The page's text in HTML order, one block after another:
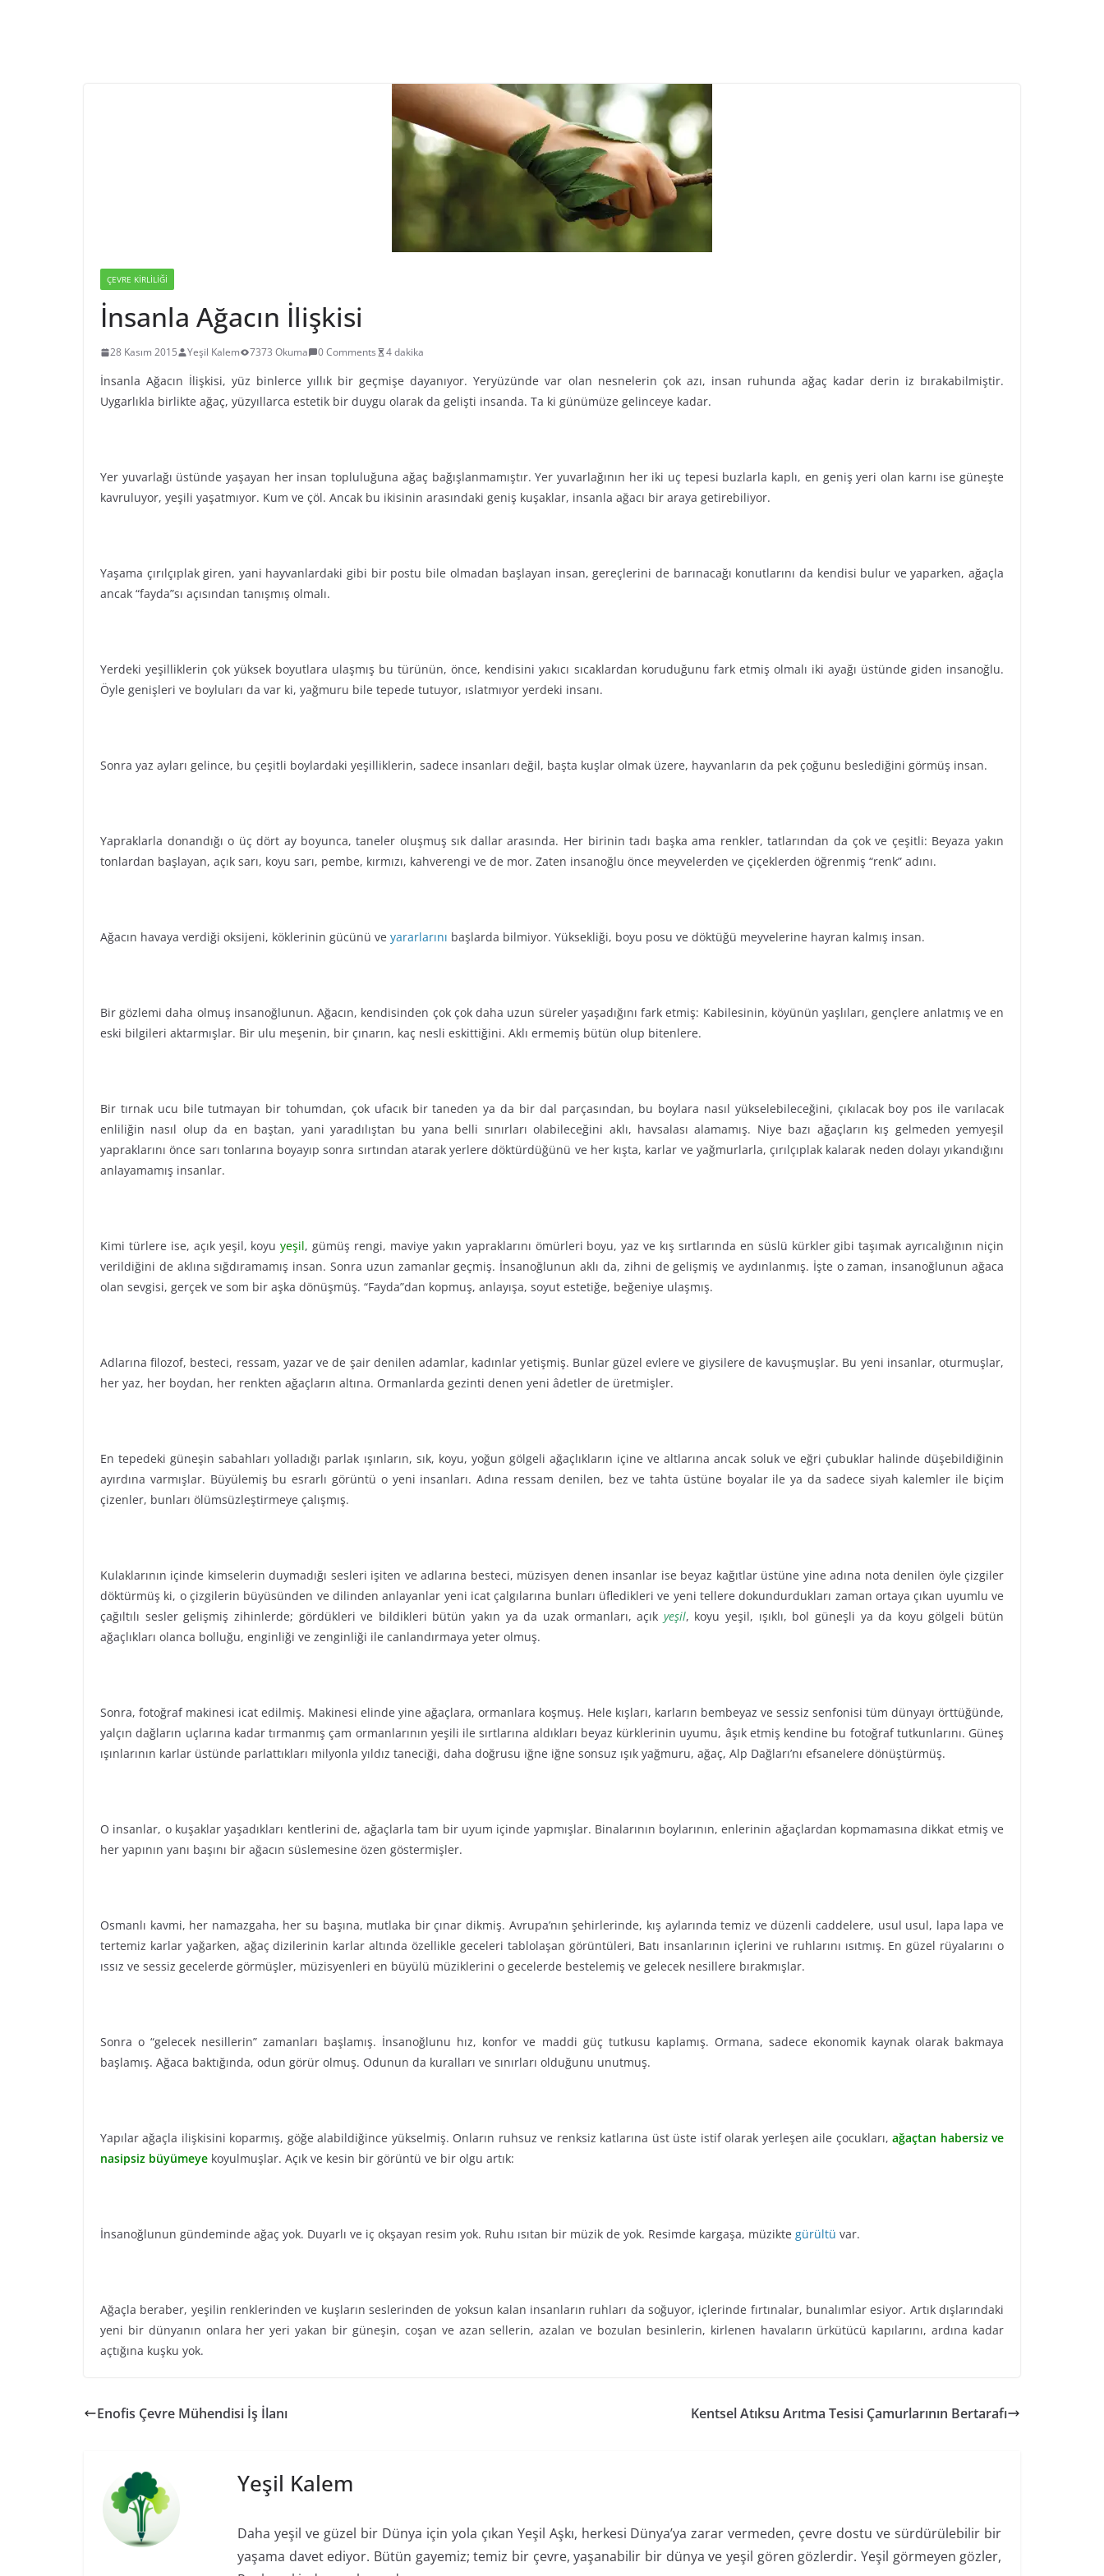
ÇEVRE KIRLILIĞI
İnsanla Ağacın İlişkisi
28 Kasım 2015 Yeşil Kalem 7373 Okuma 0 Comments 4 dakika
İnsanla Ağacın İlişkisi, yüz binlerce yıllık bir geçmişe dayanıyor. Yeryüzünde var olan nesnelerin çok azı, insan ruhunda ağaç kadar derin iz bırakabilmiştir.
Uygarlıkla birlikte ağaç, yüzyıllarca estetik bir duygu olarak da gelişti insanda. Ta ki günümüze gelinceye kadar.
Yer yuvarlağı üstünde yaşayan her insan topluluğuna ağaç bağışlanmamıştır. Yer yuvarlağının her iki uç tepesi buzlarla kaplı, en geniş yeri olan karnı ise güneşte
kavruluyor, yeşili yaşatmıyor. Kum ve çöl. Ancak bu ikisinin arasındaki geniş kuşaklar, insanla ağacı bir araya getirebiliyor.
Yaşama çırılçıplak giren, yani hayvanlardaki gibi bir postu bile olmadan başlayan insan, gereçlerini de barınacağı konutlarını da kendisi bulur ve yaparken, ağaçla
ancak “fayda”sı açısından tanışmış olmalı.
Yerdeki yeşilliklerin çok yüksek boyutlara ulaşmış bu türünün, önce, kendisini yakıcı sıcaklardan koruduğunu fark etmiş olmalı iki ayağı üstünde giden insanoğlu.
Öyle genişleri ve boyluları da var ki, yağmuru bile tepede tutuyor, ıslatmıyor yerdeki insanı.
Sonra yaz ayları gelince, bu çeşitli boylardaki yeşilliklerin, sadece insanları değil, başta kuşlar olmak üzere, hayvanların da pek çoğunu beslediğini görmüş insan.
Yapraklarla donandığı o üç dört ay boyunca, taneler oluşmuş sık dallar arasında. Her birinin tadı başka ama renkler, tatlarından da çok ve çeşitli: Beyaza yakın
tonlardan başlayan, açık sarı, koyu sarı, pembe, kırmızı, kahverengi ve de mor. Zaten insanoğlu önce meyvelerden ve çiçeklerden öğrenmiş “renk” adını.
Ağacın havaya verdiği oksijeni, köklerinin gücünü ve yararlarını başlarda bilmiyor. Yüksekliği, boyu posu ve döktüğü meyvelerine hayran kalmış insan.
Bir gözlemi daha olmuş insanoğlunun. Ağacın, kendisinden çok çok daha uzun süreler yaşadığını fark etmiş: Kabilesinin, köyünün yaşlıları, gençlere anlatmış ve en
eski bilgileri aktarmışlar. Bir ulu meşenin, bir çınarın, kaç nesli eskittiğini. Aklı ermemiş bütün olup bitenlere.
Bir tırnak ucu bile tutmayan bir tohumdan, çok ufacık bir taneden ya da bir dal parçasından, bu boylara nasıl yükselebileceğini, çıkılacak boy pos ile varılacak
enliliğin nasıl olup da en baştan, yani yaradılıştan bu yana belli sınırları olabileceğini aklı, havsalası alamamış. Niye bazı ağaçların kış gelmeden yemyeşil
yapraklarını önce sarı tonlarına boyayıp sonra sırtından atarak yerlere döktürdüğünü ve her kışta, karlar ve yağmurlarla, çırılçıplak kalarak neden dolayı yıkandığını
anlayamamış insanlar.
Kimi türlere ise, açık yeşil, koyuyeşil, gümüş rengi, maviye yakın yapraklarını ömürleri boyu, yaz ve kış sırtlarında en süslü kürkler gibi taşımak ayrıcalığının niçin
verildiğini de aklına sığdıramamış insan. Sonra uzun zamanlar geçmiş. İnsanoğlunun aklı da, zihni de gelişmiş ve aydınlanmış. İşte o zaman, insanoğlunun ağaca
olan sevgisi, gerçek ve som bir aşka dönüşmüş. “Fayda”dan kopmuş, anlayışa, soyut estetiğe, beğeniye ulaşmış.
Adlarına filozof, besteci, ressam, yazar ve de şair denilen adamlar, kadınlar yetişmiş. Bunlar güzel evlere ve giysilere de kavuşmuşlar. Bu yeni insanlar, oturmuşlar,
her yaz, her boydan, her renkten ağaçların altına. Ormanlarda gezinti denen yeni âdetler de üretmişler.
En tepedeki güneşin sabahları yolladığı parlak ışınların, sık, koyu, yoğun gölgeli ağaçlıkların içine ve altlarına ancak soluk ve eğri çubuklar halinde düşebildiğinin
ayırdına varmışlar. Büyülemiş bu esrarlı görüntü o yeni insanları. Adına ressam denilen, bez ve tahta üstüne boyalar ile ya da sadece siyah kalemler ile biçim
çizenler, bunları ölümsüzleştirmeye çalışmış.
Kulaklarının içinde kimselerin duymadığı sesleri işiten ve adlarına besteci, müzisyen denen insanlar ise beyaz kağıtlar üstüne yine adına nota denilen öyle çizgiler
döktürmüş ki, o çizgilerin büyüsünden ve dilinden anlayanlar yeni icat çalgılarına bunları üfledikleri ve yeni tellere dokundurdukları zaman ortaya çıkan uyumlu ve
çağıltılı sesler gelişmiş zihinlerde; gördükleri ve bildikleri bütün yakın ya da uzak ormanları, açık yeşil, koyu yeşil, ışıklı, bol güneşli ya da koyu gölgeli bütün
ağaçlıkları olanca bolluğu, enginliği ve zenginliği ile canlandırmaya yeter olmuş.
Sonra, fotoğraf makinesi icat edilmiş. Makinesi elinde yine ağaçlara, ormanlara koşmuş. Hele kışları, karların bembeyaz ve sessiz senfonisi tüm dünyayı örttüğünde,
yalçın dağların uçlarına kadar tırmanmış çam ormanlarının yeşili ile sırtlarına aldıkları beyaz kürklerinin uyumu, âşık etmiş kendine bu fotoğraf tutkunlarını. Güneş
ışınlarının karlar üstünde parlattıkları milyonla yıldız taneciği, daha doğrusu iğne iğne sonsuz ışık yağmuru, ağaç, Alp Dağları’nı efsanelere dönüştürmüş.
O insanlar, o kuşaklar yaşadıkları kentlerini de, ağaçlarla tam bir uyum içinde yapmışlar. Binalarının boylarının, enlerinin ağaçlardan kopmamasına dikkat etmiş ve
her yapının yanı başını bir ağacın süslemesine özen göstermişler.
Osmanlı kavmi, her namazgaha, her su başına, mutlaka bir çınar dikmiş. Avrupa’nın şehirlerinde, kış aylarında temiz ve düzenli caddelere, usul usul, lapa lapa ve
tertemiz karlar yağarken, ağaç dizilerinin karlar altında özellikle geceleri tablolaşan görüntüleri, Batı insanlarının içlerini ve ruhlarını ısıtmış. En güzel rüyalarını o
ıssız ve sessiz gecelerde görmüşler, müzisyenleri en büyülü müziklerini o gecelerde bestelemiş ve gelecek nesillere bırakmışlar.
Sonra o “gelecek nesillerin” zamanları başlamış. İnsanoğlunu hız, konfor ve maddi güç tutkusu kaplamış. Ormana, sadece ekonomik kaynak olarak bakmaya
başlamış. Ağaca baktığında, odun görür olmuş. Odunun da kuralları ve sınırları olduğunu unutmuş.
Yapılar ağaçla ilişkisini koparmış, göğe alabildiğince yükselmiş. Onların ruhsuz ve renksiz katlarına üst üste istif olarak yerleşen aile çocukları,ağaçtan habersiz ve
nasipsiz büyümeye koyulmuşlar. Açık ve kesin bir görüntü ve bir olgu artık:
İnsanoğlunun gündeminde ağaç yok. Duyarlı ve iç okşayan resim yok. Ruhu ısıtan bir müzik de yok. Resimde kargaşa, müzikte gürültü var.
Ağaçla beraber, yeşilin renklerinden ve kuşların seslerinden de yoksun kalan insanların ruhları da soğuyor, içlerinde fırtınalar, bunalımlar esiyor. Artık dışlarındaki
yeni bir dünyanın onlara her yeri yakan bir güneşin, coşan ve azan sellerin, azalan ve bozulan besinlerin, kirlenen havaların ürkütücü kapılarını, ardına kadar
açtığına kuşku yok.
Enofis Çevre Mühendisi İş İlanı Kentsel Atıksu Arıtma Tesisi Çamurlarının Bertarafı
Yeşil Kalem
Daha yeşil ve güzel bir Dünya için yola çıkan Yeşil Aşkı, herkesi Dünya’ya zarar vermeden, çevre dostu ve sürdürülebilir bir
yaşama davet ediyor. Bütün gayemiz; temiz bir çevre, yaşanabilir bir dünya ve yeşil gören gözlerdir. Yeşil görmeyen gözler,